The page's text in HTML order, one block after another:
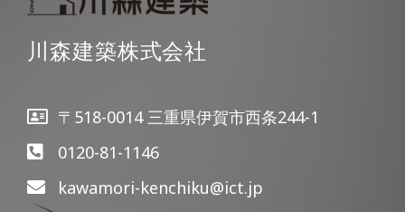
川森建築株式会社
〒518-0014 三重県伊賀市西条244-1
0120-81-1146
kawamori-kenchiku@ict.jp